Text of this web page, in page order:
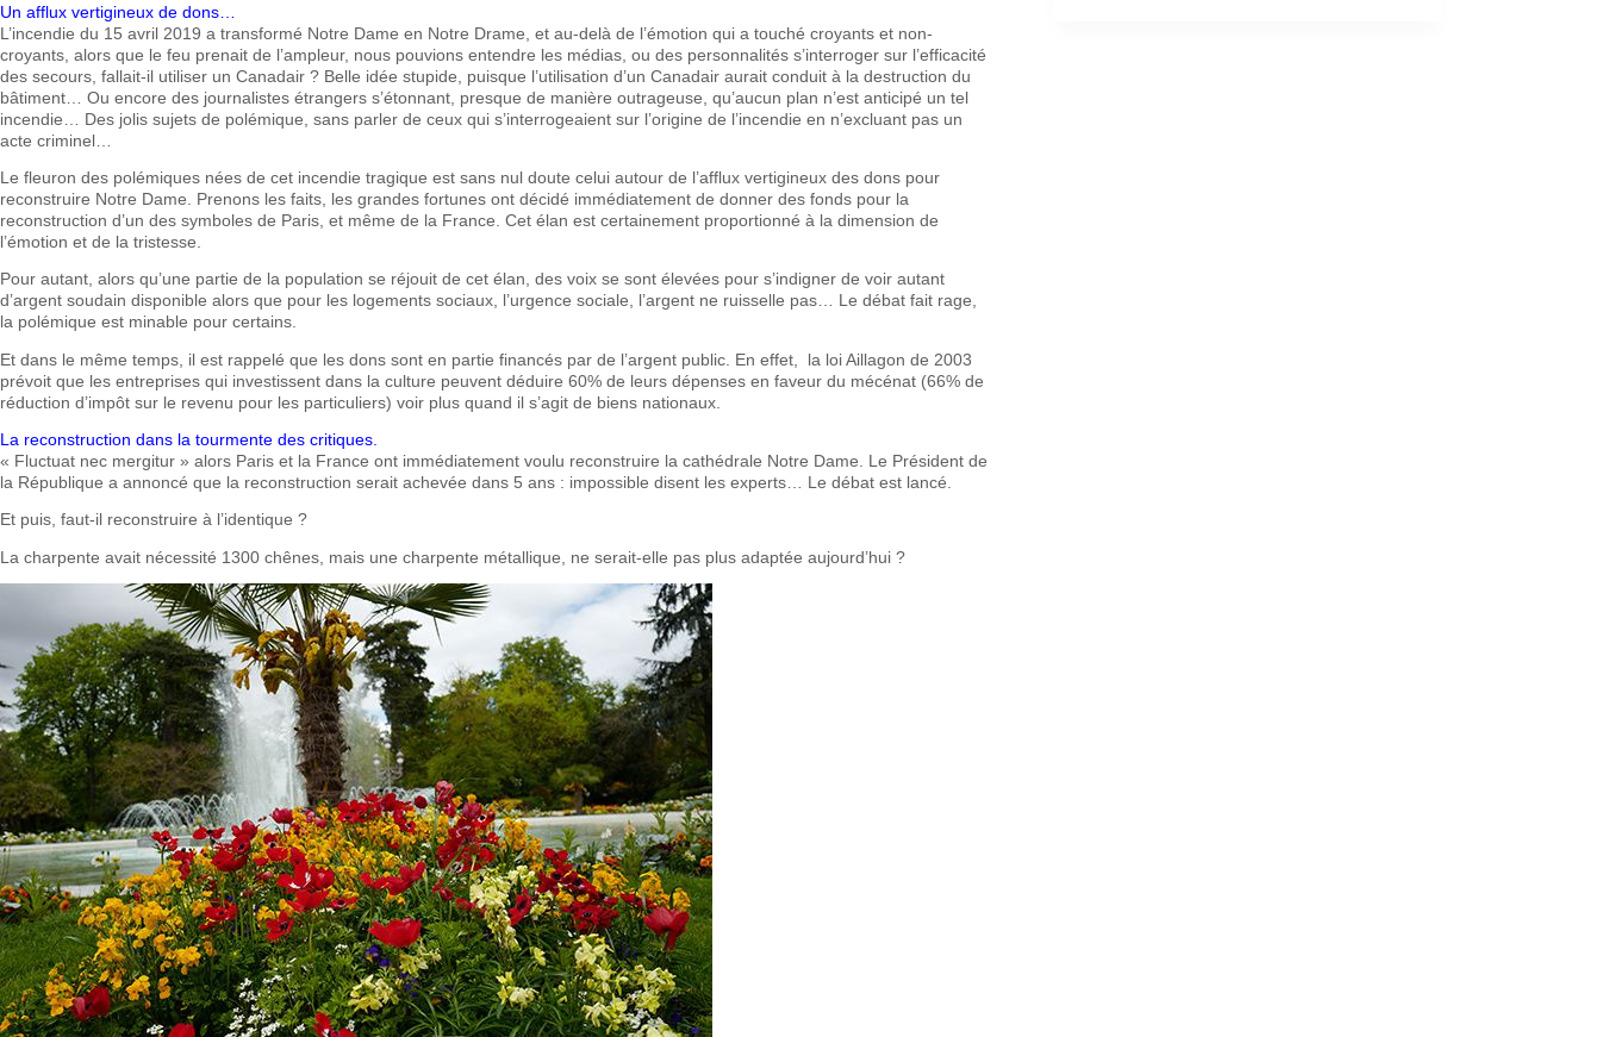
Un afflux vertigineux de dons…
L’incendie du 15 avril 2019 a transformé Notre Dame en Notre Drame, et au-delà de l’émotion qui a touché croyants et non-
croyants, alors que le feu prenait de l’ampleur, nous pouvions entendre les médias, ou des personnalités s’interroger sur l’efficacité
des secours, fallait-il utiliser un Canadair ? Belle idée stupide, puisque l’utilisation d’un Canadair aurait conduit à la destruction du
bâtiment… Ou encore des journalistes étrangers s’étonnant, presque de manière outrageuse, qu’aucun plan n’est anticipé un tel
incendie… Des jolis sujets de polémique, sans parler de ceux qui s’interrogeaient sur l’origine de l’incendie en n’excluant pas un
acte criminel…
Le fleuron des polémiques nées de cet incendie tragique est sans nul doute celui autour de l’afflux vertigineux des dons pour
reconstruire Notre Dame. Prenons les faits, les grandes fortunes ont décidé immédiatement de donner des fonds pour la
reconstruction d’un des symboles de Paris, et même de la France. Cet élan est certainement proportionné à la dimension de
l’émotion et de la tristesse.
Pour autant, alors qu’une partie de la population se réjouit de cet élan, des voix se sont élevées pour s’indigner de voir autant
d’argent soudain disponible alors que pour les logements sociaux, l’urgence sociale, l’argent ne ruisselle pas… Le débat fait rage,
la polémique est minable pour certains.
Et dans le même temps, il est rappelé que les dons sont en partie financés par de l’argent public. En effet, la loi Aillagon de 2003
prévoit que les entreprises qui investissent dans la culture peuvent déduire 60% de leurs dépenses en faveur du mécénat (66% de
réduction d’impôt sur le revenu pour les particuliers) voir plus quand il s’agit de biens nationaux.
La reconstruction dans la tourmente des critiques.
« Fluctuat nec mergitur » alors Paris et la France ont immédiatement voulu reconstruire la cathédrale Notre Dame. Le Président de
la République a annoncé que la reconstruction serait achevée dans 5 ans : impossible disent les experts… Le débat est lancé.
Et puis, faut-il reconstruire à l’identique ?
La charpente avait nécessité 1300 chênes, mais une charpente métallique, ne serait-elle pas plus adaptée aujourd’hui ?